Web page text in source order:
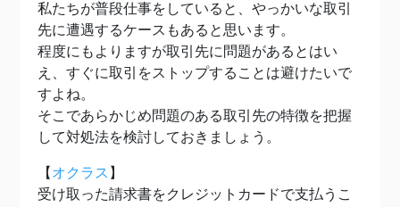
私たちが普段仕事をしていると、やっかいな取引
先に遭遇するケースもあると思います。
程度にもよりますが取引先に問題があるとはい
え、すぐに取引をストップすることは避けたいで
すよね。
そこであらかじめ問題のある取引先の特徴を把握
して対処法を検討しておきましょう。
【 オクラス 】
受け取った請求書をクレジットカードで支払うこ